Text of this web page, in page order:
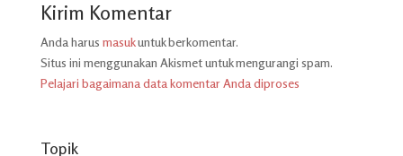
Kirim Komentar
Anda harus masukuntuk berkomentar.
Situs ini menggunakan Akismet untuk mengurangi spam.
Pelajari bagaimana data komentar Anda diproses
Topik